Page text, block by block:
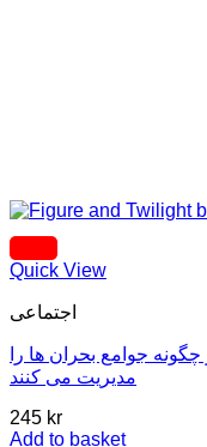
Quick View
اجتماعی
ﺟﻮاﻣﻊ ﺑﺤﺮان ﻫﺎ را
ﻣﺪﯾﺮﯾﺖ ﻣﯽ ﮐﻨﻨﺪ
245 kr
Add to basket